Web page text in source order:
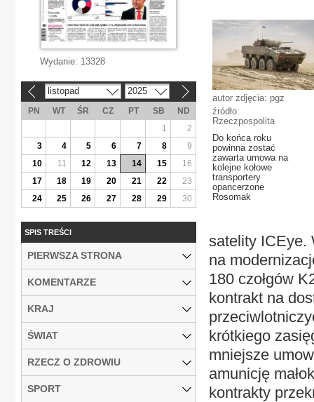
autor zdjęcia: pgz
źródło:
Rzeczpospolita
Do końca roku
powinna zostać
zawarta umowa na
kolejne kołowe
transportery
opancerzone
Rosomak
satelity ICEye.
na
180 czołgów
kontrakt na
krótkiego
mniejsze
amunicję
kontrakty
Wydanie: 13328
listopad 2025
PN WT ŚR CZ PT SB
ND
1
2
3
4 5 6 7 8
9
10
11 12 13 14 15
16
17
18 19 20 21 22
23
24
25 26 27 28 29 30
SPIS TREŚCI
PIERWSZA STRONA
KOMENTARZE
KRAJ
ŚWIAT
RZECZ O ZDROWIU
SPORT